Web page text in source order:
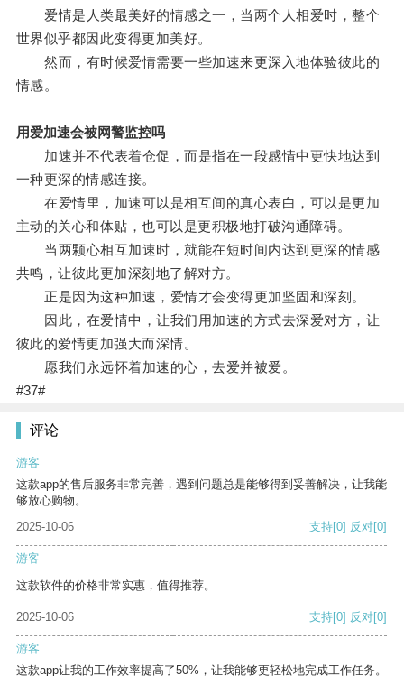
爱情是人类最美好的情感之一，当两个人相爱时，整个
世界似乎都因此变得更加美好。
然而，有时候爱情需要一些加速来更深入地体验彼此的
情感。
用爱加速会被网警监控吗
加速并不代表着仓促，而是指在一段感情中更快地达到
一种更深的情感连接。
在爱情里，加速可以是相互间的真心表白，可以是更加
主动的关心和体贴，也可以是更积极地打破沟通障碍。
当两颗心相互加速时，就能在短时间内达到更深的情感
共鸣，让彼此更加深刻地了解对方。
正是因为这种加速，爱情才会变得更加坚固和深刻。
因此，在爱情中，让我们用加速的方式去深爱对方，让
彼此的爱情更加强大而深情。
愿我们永远怀着加速的心，去爱并被爱。
#37#
评论
游客
这款app的售后服务非常完善，遇到问题总是能够得到妥善解决，让我能
够放心购物。
2025-10-06
支持[0] 反对[0]
游客
这款软件的价格非常实惠，值得推荐。
2025-10-06 支持[0] 反对[0]
游客
这款app让我的工作效率提高了50%，让我能够更轻松地完成工作任务。